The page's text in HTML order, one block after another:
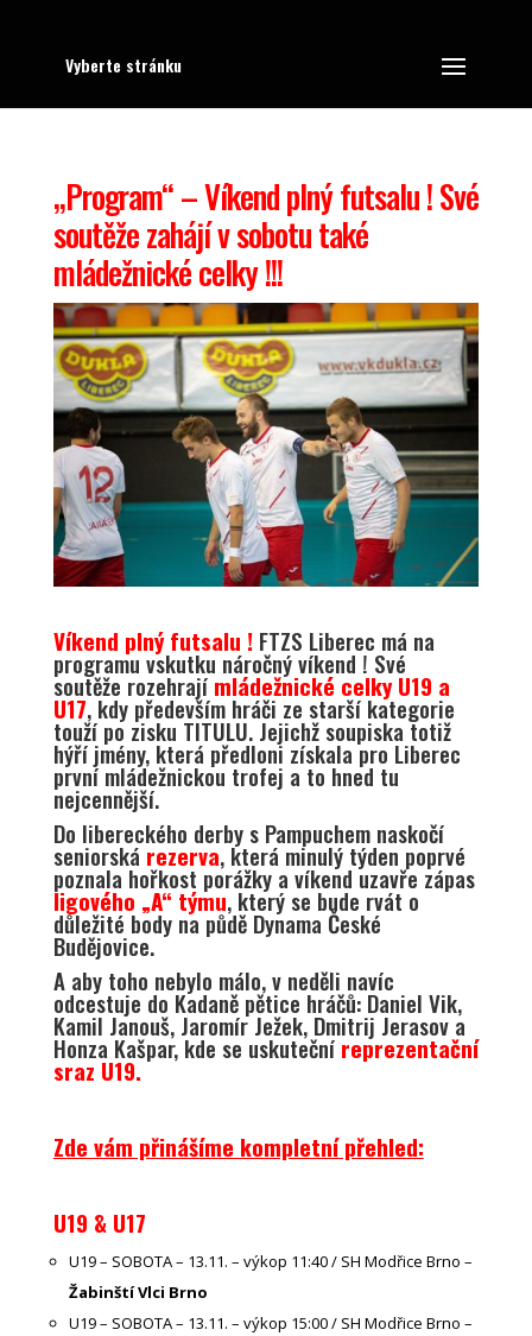
Vyberte stránku
„Program“ – Víkend plný futsalu ! Své
soutěže zahájí v sobotu také
mládežnické celky !!!
Víkend plný futsalu ! FTZS Liberec má na
programu vskutku náročný víkend ! Své
soutěže rozehrají mládežnické celky U19 a
U17, kdy především hráči ze starší kategorie
touží po zisku TITULU. Jejichž soupiska totiž
hýří jmény, která předloni získala pro Liberec
první mládežnickou trofej a to hned tu
nejcennější.
Do libereckého derby s Pampuchem naskočí
seniorská rezerva, která minulý týden poprvé
poznala hořkost porážky a víkend uzavře zápas
ligového „A“ týmu, který se bude rvát o
důležité body na půdě Dynama České
Budějovice.
A aby toho nebylo málo, v neděli navíc
odcestuje do Kadaně pětice hráčů: Daniel Vik,
Kamil Janouš, Jaromír Ježek, Dmitrij Jerasov a
Honza Kašpar, kde se uskuteční reprezentační
sraz U19.
Zde vám přinášíme kompletní přehled:
U19 & U17
U19 – SOBOTA – 13.11. – výkop 11:40 / SH Modřice Brno –
Žabinští Vlci Brno
U19 – SOBOTA – 13.11. – výkop 15:00 / SH Modřice Brno –